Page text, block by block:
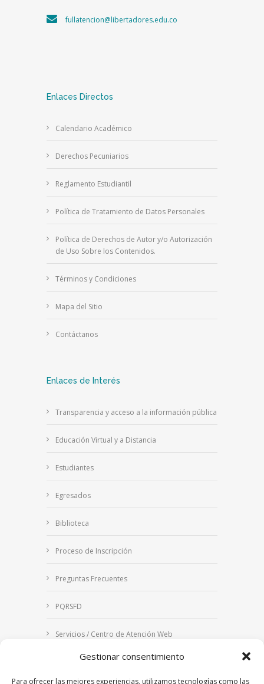
Gestionar consentimiento
Para ofrecer las mejores experiencias, utilizamos tecnologías como las
fullatencion@libertadores.edu.co
Enlaces Directos
Calendario Académico
Derechos Pecuniarios
Reglamento Estudiantil
Política de Tratamiento de Datos Personales
Política de Derechos de Autor y/o Autorización
de Uso Sobre los Contenidos.
Términos y Condiciones
Mapa del Sitio
Contáctanos
Enlaces de Interés
Transparencia y acceso a la información pública
Educación Virtual y a Distancia
Estudiantes
Egresados
Biblioteca
Proceso de Inscripción
Preguntas Frecuentes
PQRSFD
Servicios / Centro de Atención Web
Correo Institucional